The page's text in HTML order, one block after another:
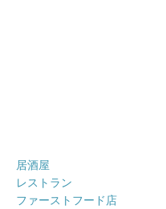
居酒屋
レストラン
ファーストフード店